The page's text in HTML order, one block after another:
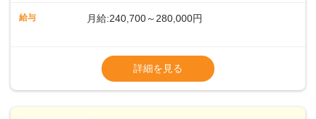
ら醸造しています。私たちと一緒に、新しいスタートを切り
給与 月給:240,700～280,000円
▼給与改定（年1回)
▼決算賞与（年1回)
【手当】
詳細を見る